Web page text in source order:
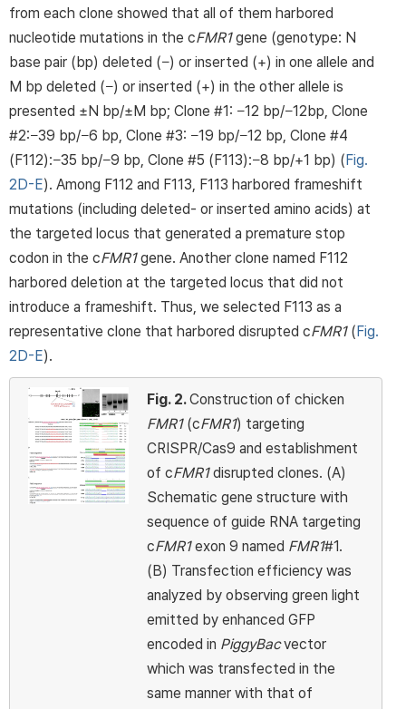
from each clone showed that all of them harbored
nucleotide mutations in the cFMR1gene (genotype: N
base pair (bp) deleted (−) or inserted (+) in one allele and
M bp deleted (−) or inserted (+) in the other allele is
presented ±N bp/±M bp; Clone #1: −12 bp/−12bp, Clone
#2:−39 bp/−6 bp, Clone #3: −19 bp/−12 bp, Clone #4
(F112):−35 bp/−9 bp, Clone #5 (F113):−8 bp/+1 bp) (Fig.
2D-E). Among F112 and F113, F113 harbored frameshift
mutations (including deleted- or inserted amino acids) at
the targeted locus that generated a premature stop
codon in the cFMR1gene. Another clone named F112
harbored deletion at the targeted locus that did not
introduce a frameshift. Thus, we selected F113 as a
representative clone that harbored disrupted cFMR1(Fig.
2D-E).
Fig. 2.Construction of chicken
FMR1(cFMR1) targeting
CRISPR/Cas9 and establishment
of cFMR1disrupted clones. (A)
Schematic gene structure with
sequence of guide RNA targeting
cFMR1exon 9 named FMR1#1.
(B) Transfection efficiency was
analyzed by observing green light
emitted by enhanced GFP
encoded in PiggyBacvector
which was transfected in the
same manner with that of